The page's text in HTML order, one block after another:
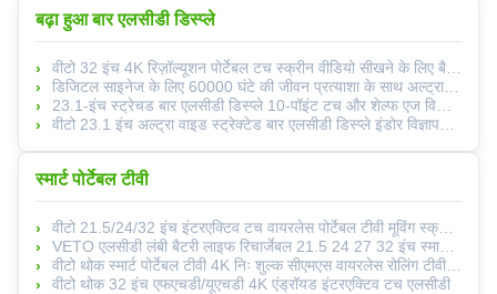
बढ़ा हुआ बार एलसीडी डिस्प्ले
वीटो 32 इंच 4K रिज़ॉल्यूशन पोर्टेबल टच स्क्रीन वीडियो सीखने के लिए बैटरी के साथ
डिजिटल साइनेज के लिए 60000 घंटे की जीवन प्रत्याशा के साथ अल्ट्रा थिन एंड्रॉइड स्ट्रेच्ड बार एलसीडी डिस्प्ले
23.1-इंच स्ट्रेचड बार एलसीडी डिस्प्ले 10-पॉइंट टच और शेल्फ एज विज्ञापन के लिए 500Cd/M2 चमक के साथ
वीटो 23.1 इंच अल्ट्रा वाइड स्ट्रेक्टेड बार एलसीडी डिस्प्ले इंडोर विज्ञापन मीडिया प्लेयर डिजिटल शेल्फ एज स्क्रीन
स्मार्ट पोर्टेबल टीवी
वीटो 21.5/24/32 इंच इंटरएक्टिव टच वायरलेस पोर्टेबल टीवी मूविंग स्क्रीन एंड्रॉयड डिस्प्ले अंतर्निहित 5 इनडोर प्रदर्शनी हॉल
VETO एलसीडी लंबी बैटरी लाइफ रिचार्जेबल 21.5 24 27 32 इंच स्मार्ट टच स्क्रीन
वीटो थोक स्मार्ट पोर्टेबल टीवी 4K निः शुल्क सीएमएस वायरलेस रोलिंग टीवी कैमरे में निर्मित
वीटो थोक 32 इंच एफएचडी/यूएचडी 4K एंड्रॉयड इंटरएक्टिव टच एलसीडी